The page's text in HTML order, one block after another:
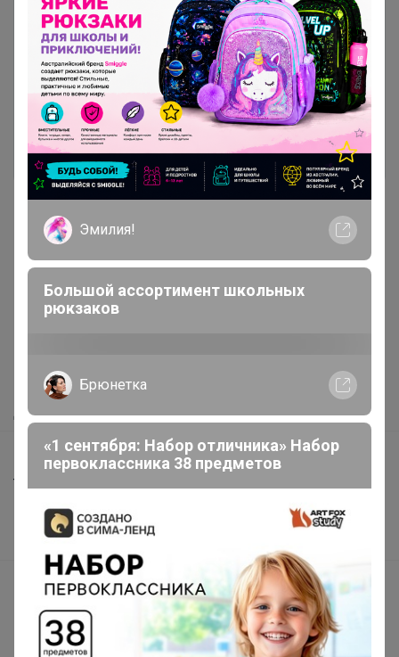
Чтобы ответить или задать вопрос
необходимо авторизоваться на сайте
Это займет меньше минуты
Войти Зарегистрироваться
Реклама
Как получить?
Доставка
Шоурумы
Торговые марки
Наша команда
В наличии
Подарочные сертификаты
Реклама на сайте
Поставщикам
Эмилия!
Большой ассортимент школьных
рюкзаков
Брюнетка
«1 сентября: Набор отличника» Набор
первоклассника 38 предметов